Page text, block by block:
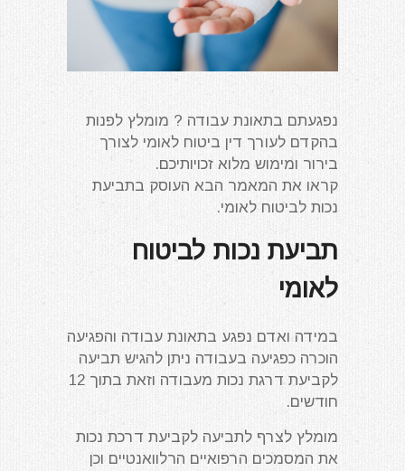
נפגעתם בתאונת עבודה ? מומלץ לפנות
בהקדם לעורך דין ביטוח לאומי לצורך
בירור ומימוש מלוא זכויותיכם.
קראו את המאמר הבא העוסק בתביעת
נכות לביטוח לאומי.
תביעת נכות לביטוח
לאומי
במידה ואדם נפגע בתאונת עבודה והפגיעה
הוכרה כפגיעה בעבודה ניתן להגיש תביעה
לקביעת דרגת נכות מעבודה וזאת בתוך 12
חודשים.
מומלץ לצרף לתביעה לקביעת דרכת נכות
את המסמכים הרפואיים הרלוואנטיים וכן